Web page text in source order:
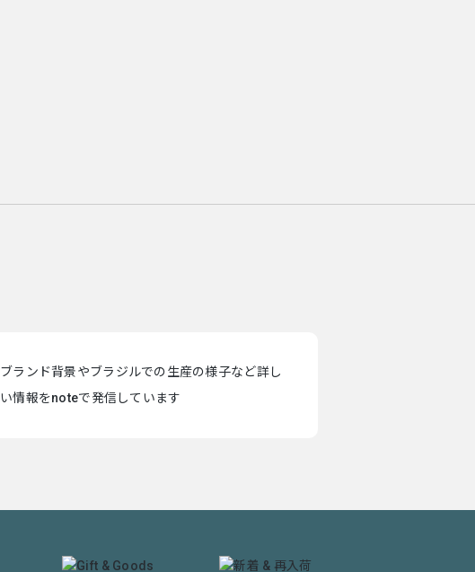
ブランド背景やブラジルでの生産の様子など詳し
い情報をnoteで発信しています